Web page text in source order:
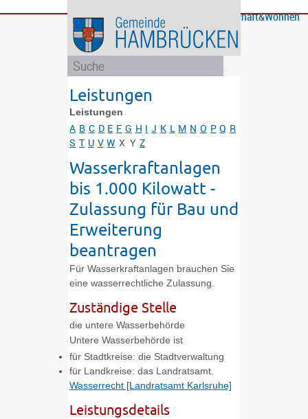
Bürgerservice
GemeindeBildung
und
Soziales
Rathaus
und
Politik
Wirtschaft&Wohnen
Leistungen
Leistungen
A B C D E F G H I J K L M N O P Q R
S T U V W X Y Z
Wasserkraftanlagen
bis 1.000 Kilowatt -
Zulassung für Bau und
Erweiterung
beantragen
Für Wasserkraftanlagen brauchen Sie
eine wasserrechtliche Zulassung.
Zuständige Stelle
die untere Wasserbehörde
Untere Wasserbehörde ist
für Stadtkreise: die Stadtverwaltung
für Landkreise: das Landratsamt.
Wasserrecht [Landratsamt Karlsruhe]
Leistungsdetails